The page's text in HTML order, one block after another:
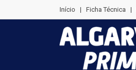
Início | Ficha Técnica |